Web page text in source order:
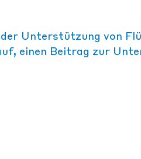
Unterstützung von
einen Beitrag zur